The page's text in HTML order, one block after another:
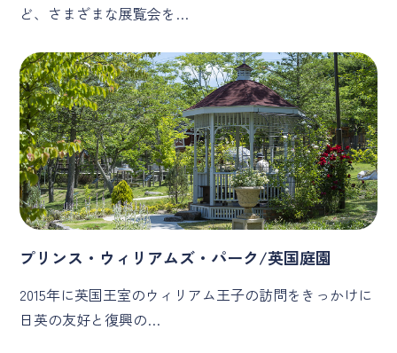
ど、さまざまな展覧会を…
プリンス・ウィリアムズ・パーク/英国庭園
2015年に英国王室のウィリアム王子の訪問をきっかけに
日英の友好と復興の…